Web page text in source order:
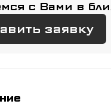
с Вами в
заявку